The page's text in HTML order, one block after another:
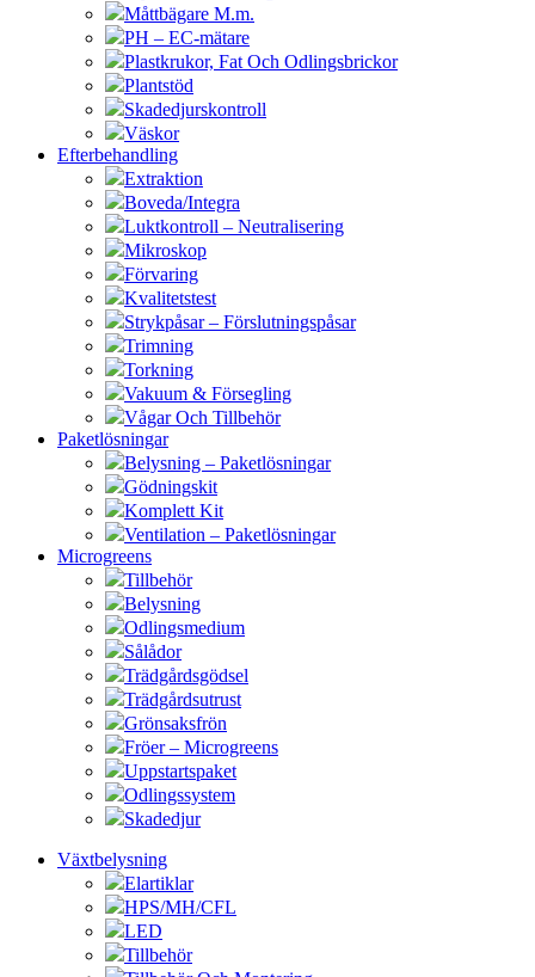
Måttbägare M.m.
PH – EC-mätare
Plastkrukor, Fat Och Odlingsbrickor
Plantstöd
Skadedjurskontroll
Väskor
Efterbehandling
Extraktion
Boveda/Integra
Luktkontroll – Neutralisering
Mikroskop
Förvaring
Kvalitetstest
Strykpåsar – Förslutningspåsar
Trimning
Torkning
Vakuum & Försegling
Vågar Och Tillbehör
Paketlösningar
Belysning – Paketlösningar
Gödningskit
Komplett Kit
Ventilation – Paketlösningar
Microgreens
Tillbehör
Belysning
Odlingsmedium
Sålådor
Trädgårdsgödsel
Trädgårdsutrust
Grönsaksfrön
Fröer – Microgreens
Uppstartspaket
Odlingssystem
Skadedjur
Växtbelysning
Elartiklar
HPS/MH/CFL
LED
Tillbehör